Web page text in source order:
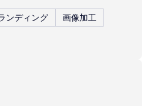
ンディング
画像加工